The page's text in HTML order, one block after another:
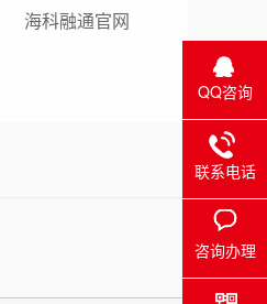
海科融通官网
QQ咨询
联系电话
咨询办理